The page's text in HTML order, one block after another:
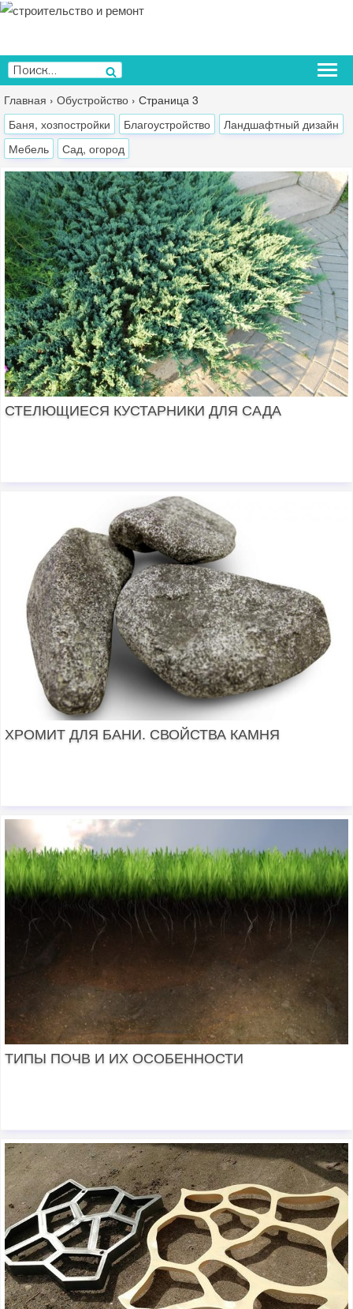
Перейти
содержимому
Искать:
Поиск
Главная › Обустройство › Страница 3
Баня, хозпостройки
Благоустройство
Ландшафтный дизайн
Мебель
Сад, огород
СТЕЛЮЩИЕСЯ КУСТАРНИКИ ДЛЯ САДА
ХРОМИТ ДЛЯ БАНИ. СВОЙСТВА КАМНЯ
ТИПЫ ПОЧВ И ИХ ОСОБЕННОСТИ